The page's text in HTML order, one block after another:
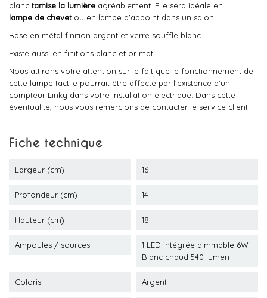
blanc tamise la lumière agréablement. Elle sera idéale en
lampe de chevetou en lampe d'appoint dans un salon.
Base en métal finition argent et verre soufflé blanc.
Existe aussi en finitions blanc et or mat.
Nous attirons votre attention sur le fait que le fonctionnement de
cette lampe tactile pourrait être affecté par l’existence d’un
compteur Linky dans votre installation électrique. Dans cette
éventualité, nous vous remercions de contacter le service client.
Fiche technique
Largeur (cm) 16
Profondeur (cm) 14
Hauteur (cm) 18
Ampoules / sources
1 LED intégrée dimmable 6W
Blanc chaud 540 lumen
Coloris Argent